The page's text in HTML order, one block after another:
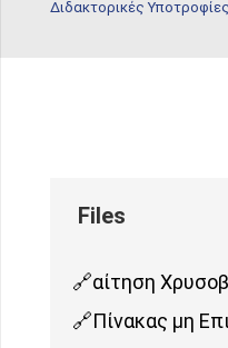
Διδακτορικές
αίτηση
Πίνακας μη